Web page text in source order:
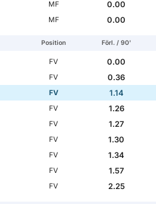
MF
0.00
MF 0.00
Position Förl. / 90'
FV
0.00
FV
0.36
FV
1.14
FV
1.26
FV
1.27
FV
1.30
FV
1.34
FV
1.57
FV 2.25